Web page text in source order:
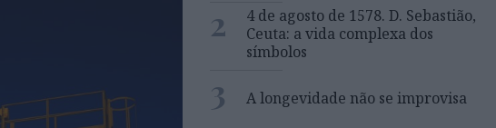
2
4 de agosto de 1578. D. Sebastião,
Ceuta: a vida complexa dos
símbolos
3 A longevidade não se improvisa